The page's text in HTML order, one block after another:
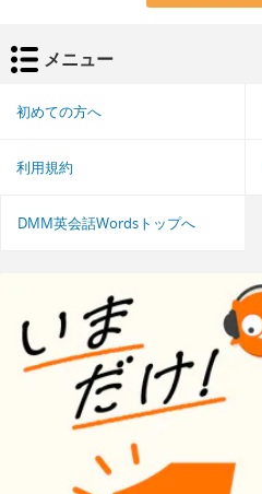
メニュー
初めての方へ
利用規約
DMM英会話Wordsトップへ